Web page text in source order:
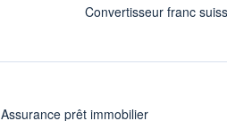
Convertisseur franc
Assurance prêt immobilier